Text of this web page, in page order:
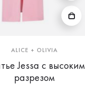
ALICE + OLIVIA
Jessa с высоким
разрезом